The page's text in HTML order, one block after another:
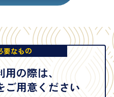
要なもの
用の際は、
ご用意ください